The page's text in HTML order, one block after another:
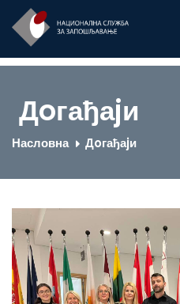
Дoгађаjи
Насловна Дoгађаjи